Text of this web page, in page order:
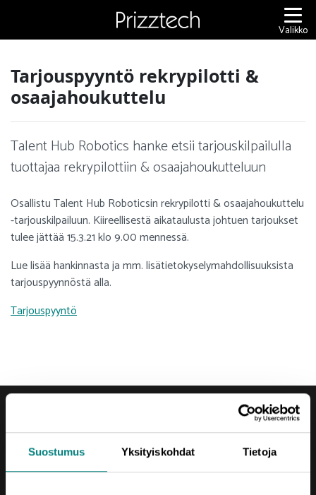
Suostumus Yksityiskohdat Tietoja
Valikko
Tarjouspyyntö rekrypilotti &
osaajahoukuttelu
Talent Hub Robotics hanke etsii tarjouskilpailulla
tuottajaa rekrypilottiin & osaajahoukutteluun
Osallistu Talent Hub Roboticsin rekrypilotti & osaajahoukuttelu
-tarjouskilpailuun. Kiireellisestä aikataulusta johtuen tarjoukset
tulee jättää 15.3.21 klo 9.00 mennessä.
Lue lisää hankinnasta ja mm. lisätietokyselymahdollisuuksista
tarjouspyynnöstä alla.
Tarjouspyyntö